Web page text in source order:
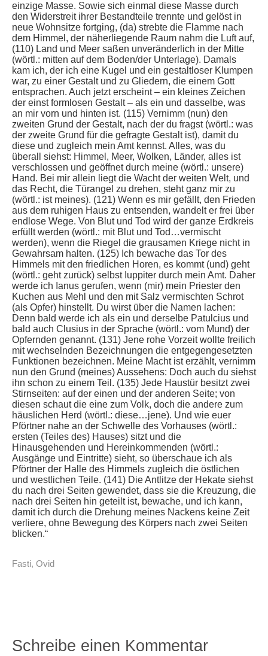
einzige Masse. Sowie sich einmal diese Masse durch
den Widerstreit ihrer Bestandteile trennte und gelöst in
neue Wohnsitze fortging, (da) strebte die Flamme nach
dem Himmel, der näherliegende Raum nahm die Luft auf,
(110) Land und Meer saßen unveränderlich in der Mitte
(wörtl.: mitten auf dem Boden/der Unterlage). Damals
kam ich, der ich eine Kugel und ein gestaltloser Klumpen
war, zu einer Gestalt und zu Gliedern, die einem Gott
entsprachen. Auch jetzt erscheint – ein kleines Zeichen
der einst formlosen Gestalt – als ein und dasselbe, was
an mir vorn und hinten ist. (115) Vernimm (nun) den
zweiten Grund der Gestalt, nach der du fragst (wörtl.: was
der zweite Grund für die gefragte Gestalt ist), damit du
diese und zugleich mein Amt kennst. Alles, was du
überall siehst: Himmel, Meer, Wolken, Länder, alles ist
verschlossen und geöffnet durch meine (wörtl.: unsere)
Hand. Bei mir allein liegt die Wacht der weiten Welt, und
das Recht, die Türangel zu drehen, steht ganz mir zu
(wörtl.: ist meines). (121) Wenn es mir gefällt, den Frieden
aus dem ruhigen Haus zu entsenden, wandelt er frei über
endlose Wege. Von Blut und Tod wird der ganze Erdkreis
erfüllt werden (wörtl.: mit Blut und Tod…vermischt
werden), wenn die Riegel die grausamen Kriege nicht in
Gewahrsam halten. (125) Ich bewache das Tor des
Himmels mit den friedlichen Horen, es kommt (und) geht
(wörtl.: geht zurück) selbst Iuppiter durch mein Amt. Daher
werde ich Ianus gerufen, wenn (mir) mein Priester den
Kuchen aus Mehl und den mit Salz vermischten Schrot
(als Opfer) hinstellt. Du wirst über die Namen lachen:
Denn bald werde ich als ein und derselbe Patulcius und
bald auch Clusius in der Sprache (wörtl.: vom Mund) der
Opfernden genannt. (131) Jene rohe Vorzeit wollte freilich
mit wechselnden Bezeichnungen die entgegengesetzten
Funktionen bezeichnen. Meine Macht ist erzählt, vernimm
nun den Grund (meines) Aussehens: Doch auch du siehst
ihn schon zu einem Teil. (135) Jede Haustür besitzt zwei
Stirnseiten: auf der einen und der anderen Seite; von
diesen schaut die eine zum Volk, doch die andere zum
häuslichen Herd (wörtl.: diese…jene). Und wie euer
Pförtner nahe an der Schwelle des Vorhauses (wörtl.:
ersten (Teiles des) Hauses) sitzt und die
Hinausgehenden und Hereinkommenden (wörtl.:
Ausgänge und Eintritte) sieht, so überschaue ich als
Pförtner der Halle des Himmels zugleich die östlichen
und westlichen Teile. (141) Die Antlitze der Hekate siehst
du nach drei Seiten gewendet, dass sie die Kreuzung, die
nach drei Seiten hin geteilt ist, bewache, und ich kann,
damit ich durch die Drehung meines Nackens keine Zeit
verliere, ohne Bewegung des Körpers nach zwei Seiten
blicken.“
Fasti, Ovid
Schreibe einen Kommentar